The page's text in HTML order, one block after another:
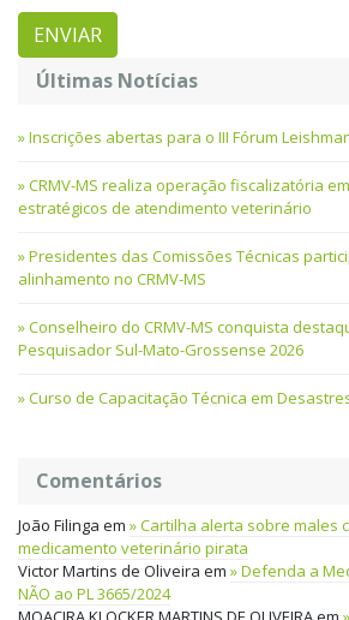
Últimas Notícias
Inscrições abertas para o III Fórum
CRMV-MS realiza operação fiscalizatória
estratégicos de atendimento veterinário
Presidentes das Comissões Técnicas
alinhamento no CRMV-MS
Conselheiro do CRMV-MS conquista
Pesquisador Sul-Mato-Grossense 2026
Curso de Capacitação Técnica em
Comentários
João Filinga em
Cartilha alerta sobre males
medicamento veterinário pirata
Victor Martins de Oliveira em
Defenda a
NÃO ao PL 3665/2024